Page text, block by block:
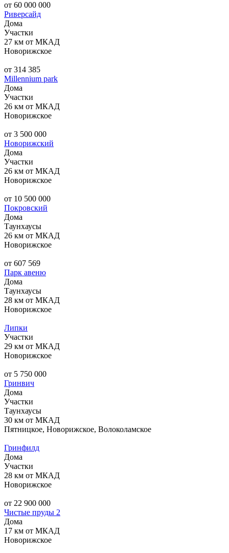
от 60 000 000
Риверсайд
Дома
Участки
27 км от МКАД
Новорижское
от 314 385
Millennium park
Дома
Участки
26 км от МКАД
Новорижское
от 3 500 000
Новорижский
Дома
Участки
26 км от МКАД
Новорижское
от 10 500 000
Покровский
Дома
Таунхаусы
26 км от МКАД
Новорижское
от 607 569
Парк авеню
Дома
Таунхаусы
28 км от МКАД
Новорижское
Липки
Участки
29 км от МКАД
Новорижское
от 5 750 000
Гринвич
Дома
Участки
Таунхаусы
30 км от МКАД
Пятницкое, Новорижское, Волоколамское
Гринфилд
Дома
Участки
28 км от МКАД
Новорижское
от 22 900 000
Чистые пруды 2
Дома
17 км от МКАД
Новорижское